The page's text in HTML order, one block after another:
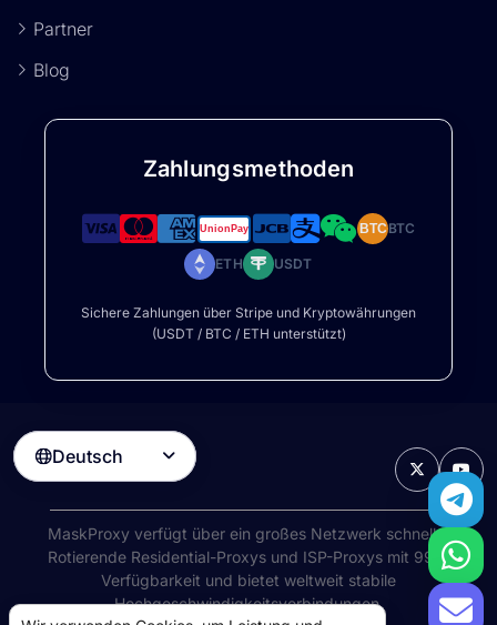
Partner
Blog
Zahlungsmethoden
BTCBTC
ETH USDT
Sichere Zahlungen über Stripe und Kryptowährungen
(USDT / BTC / ETH unterstützt)
Deutsch 
MaskProxy verfügt über ein großes Netzwerk schneller
Rotierende Residential-Proxys und ISP-Proxys mit 99%
Verfügbarkeit und bietet weltweit stabile
Hochgeschwindigkeitsverbindungen.